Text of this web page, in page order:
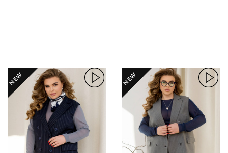
NEW NEW